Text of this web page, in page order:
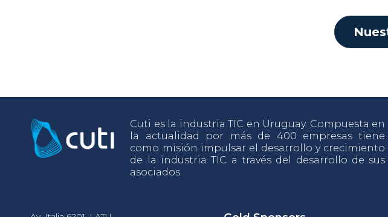
Cuti es la industria TIC en Uruguay. Compuesta en
la actualidad por más de 400 empresas tiene
como misión impulsar el desarrollo y crecimiento
de la industria TIC a través del desarrollo de sus
asociados.